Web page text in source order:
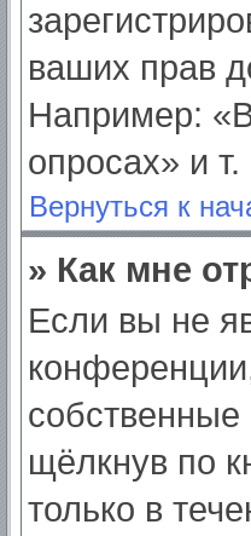
ваших прав
Например:
опросах» и т.
Вернуться к
» Как мне
Если вы не
щёлкнув по
только в